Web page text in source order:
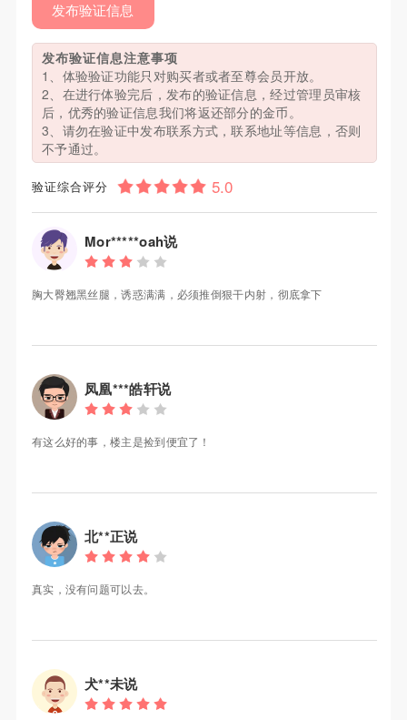
发布验证信息
发布验证信息注意事项
1、体验验证功能只对购买者或者至尊会员开放。
2、在进行体验完后，发布的验证信息，经过管理员审核
后，优秀的验证信息我们将返还部分的金币。
3、请勿在验证中发布联系方式，联系地址等信息，否则
不予通过。
验证综合评分
Mor*****oah说
胸大臀翘黑丝腿，诱惑满满，必须推倒狠干内射，彻底拿下
凤凰***皓轩说
有这么好的事，楼主是捡到便宜了！
北**正说
真实，没有问题可以去。
犬**未说